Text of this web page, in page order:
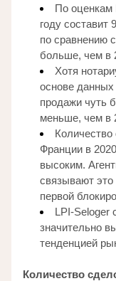
По оценкам
году составит
по сравнению
больше, чем в
Хотя
основе данных
продажи чуть
меньше, чем в
Франции в
высоким.
связывают
первой
LPI-Seloger
значительно
тенденцией
Количество